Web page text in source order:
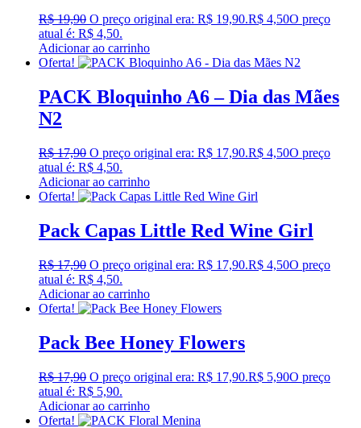
R$19,90 O preço original era: R$ 19,90.R$ 4,50O preço
atual é: R$ 4,50.
Adicionar ao carrinho
Oferta!
PACK Bloquinho A6 – Dia das Mães
N2
R$17,90 O preço original era: R$ 17,90.R$ 4,50O preço
atual é: R$ 4,50.
Adicionar ao carrinho
Oferta!
Pack Capas Little Red Wine Girl
R$17,90 O preço original era: R$ 17,90.R$ 4,50O preço
atual é: R$ 4,50.
Adicionar ao carrinho
Oferta!
Pack Bee Honey Flowers
R$17,90 O preço original era: R$ 17,90.R$ 5,90O preço
atual é: R$ 5,90.
Adicionar ao carrinho
Oferta!